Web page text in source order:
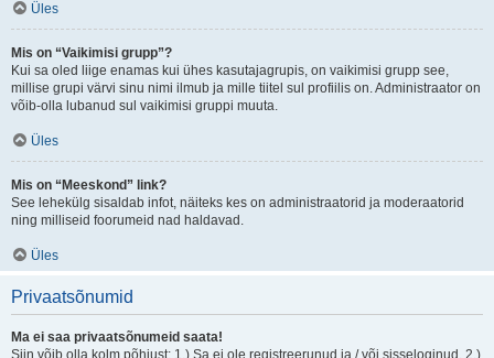
Üles
Mis on “Vaikimisi grupp”?
Kui sa oled liige enamas kui ühes kasutajagrupis, on vaikimisi grupp see,
millise grupi värvi sinu nimi ilmub ja mille tiitel sul profiilis on. Administraator on
võib-olla lubanud sul vaikimisi gruppi muuta.
Üles
Mis on “Meeskond” link?
See lehekülg sisaldab infot, näiteks kes on administraatorid ja moderaatorid
ning milliseid foorumeid nad haldavad.
Üles
Privaatsõnumid
Ma ei saa privaatsõnumeid saata!
Siin võib olla kolm põhjust; 1.) Sa ei ole registreerunud ja / või sisseloginud. 2.)